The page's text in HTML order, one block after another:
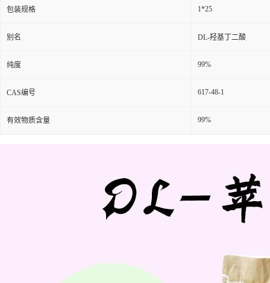
包装规格 1*25
别名 DL-羟基丁二酸
纯度 99%
CAS编号 617-48-1
有效物质含量 99%